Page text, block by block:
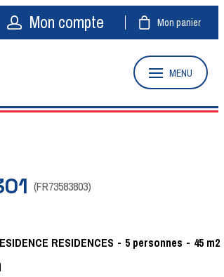
Mon compte Mon panier
MENU
(FR73583803)
RESIDENCES 5 personnes 45 m2